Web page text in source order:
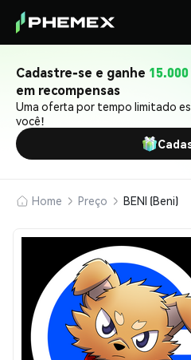
Cadastre-se e ganhe
em recompensas
Uma oferta por tempo limitado
você!
Home Preço BENI (Beni)